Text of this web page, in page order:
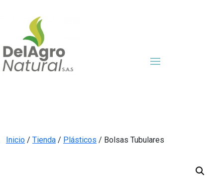
Inicio / Tienda / Plásticos / Bolsas Tubulares